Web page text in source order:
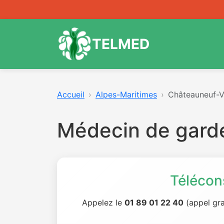
TELMED
Accueil Alpes-Maritimes Châteauneuf-
Médecin de
Appelez le 01 89 01 22 40 (appel